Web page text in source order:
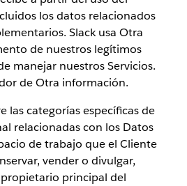
los datos relacionados
Slack usa Otra
de nuestros legítimos
manejar nuestros Servicios.
de Otra información.
las categorías específicas de
relacionadas con los Datos
de trabajo que el Cliente
vender o divulgar,
principal del